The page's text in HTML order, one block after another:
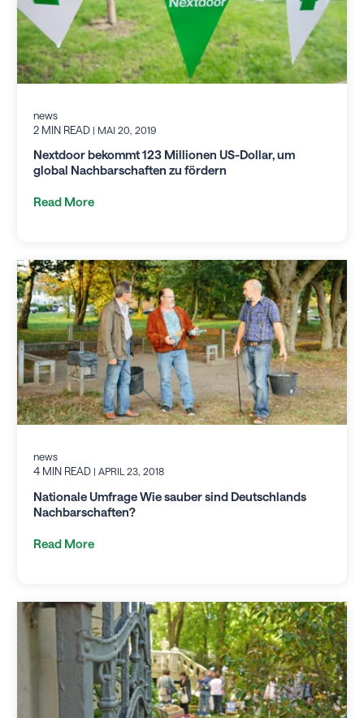
news
2 MIN READ | MAI 20, 2019
Nextdoor bekommt 123 Millionen US-Dollar, um
global Nachbarschaften zu fördern
Read More
news
4 MIN READ | APRIL 23, 2018
Nationale Umfrage Wie sauber sind Deutschlands
Nachbarschaften?
Read More